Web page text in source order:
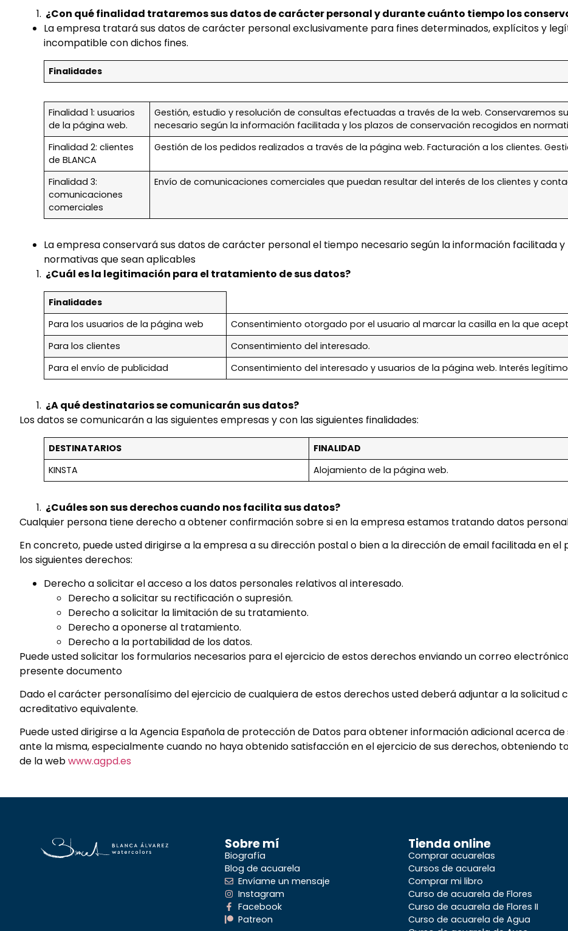
¿Con qué finalidad trataremos sus datos de carácter personal y durante cuánto tiempo los
La empresa tratará sus datos de carácter personal exclusivamente para fines determinados, explícitos y
incompatible con dichos fines.
Finalidades
Finalidad 1: usuarios
de la página web.
Gestión, estudio y resolución de consultas efectuadas a través de la web. Conservaremos
necesario según la información facilitada y los plazos de conservación recogidos en
Finalidad 2: clientes
de BLANCA
Gestión de los pedidos realizados a través de la página web. Facturación a los clientes.
Finalidad 3:
comunicaciones
comerciales
Envío de comunicaciones comerciales que puedan resultar del interés de los clientes y
La empresa conservará sus datos de carácter personal el tiempo necesario según la información facilitada
normativas que sean aplicables
¿Cuál es la legitimación para el tratamiento de sus datos?
Finalidades
Para los usuarios de la página web
Consentimiento otorgado por el usuario al marcar la casilla en la que
Para los clientes
Consentimiento del interesado.
Para el envío de publicidad
Consentimiento del interesado y usuarios de la página web. Interés legítimo
¿A qué destinatarios se comunicarán sus datos?
Los datos se comunicarán a las siguientes empresas y con las siguientes finalidades:
DESTINATARIOS
FINALIDAD
KINSTA
Alojamiento de la página web.
¿Cuáles son sus derechos cuando nos facilita sus datos?
Cualquier persona tiene derecho a obtener confirmación sobre si en la empresa estamos tratando datos
En concreto, puede usted dirigirse a la empresa a su dirección postal o bien a la dirección de email facilitada en
los siguientes derechos:
Derecho a solicitar el acceso a los datos personales relativos al interesado.
Derecho a solicitar su rectificación o supresión.
Derecho a solicitar la limitación de su tratamiento.
Derecho a oponerse al tratamiento.
Derecho a la portabilidad de los datos.
Puede usted solicitar los formularios necesarios para el ejercicio de estos derechos enviando un correo
presente documento
Dado el carácter personalísimo del ejercicio de cualquiera de estos derechos usted deberá adjuntar a la solicitud
acreditativo equivalente.
Puede usted dirigirse a la Agencia Española de protección de Datos para obtener información adicional acerca
ante la misma, especialmente cuando no haya obtenido satisfacción en el ejercicio de sus derechos, obteniendo
de la webwww.agpd.es
Sobre mí
Biografía
Blog de acuarela
Envíame un mensaje
Instagram
Facebook
Patreon
Tienda online
Comprar acuarelas
Cursos de acuarela
Comprar mi libro
Curso de acuarela de Flores
Curso de acuarela de Flores II
Curso de acuarela de Agua